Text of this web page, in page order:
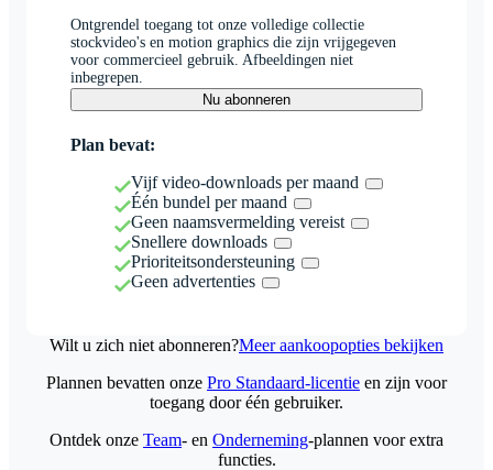
Ontgrendel toegang tot onze volledige collectie
stockvideo's en motion graphics die zijn vrijgegeven
voor commercieel gebruik. Afbeeldingen niet
inbegrepen.
Nu abonneren
Plan bevat:
Vijf video-downloads per maand
Één bundel per maand
Geen naamsvermelding vereist
Snellere downloads
Prioriteitsondersteuning
Geen advertenties
Wilt u zich niet abonneren?Meer aankoopopties bekijken
Plannen bevatten onze Pro Standaard-licentie en zijn voor
toegang door één gebruiker.
Ontdek onze Team- en Onderneming-plannen voor extra
functies.